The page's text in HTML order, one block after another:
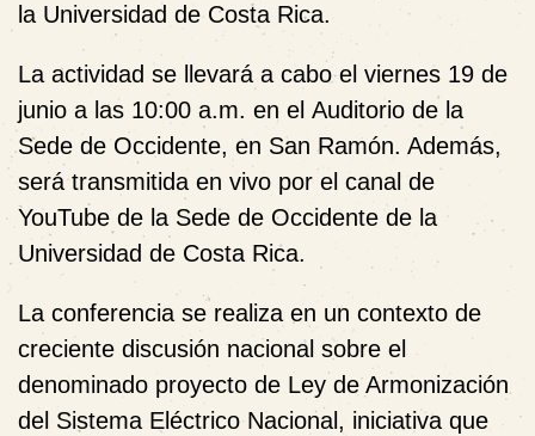
la Universidad de Costa Rica.
La actividad se llevará a cabo el viernes 19 de
junio a las 10:00 a.m. en el Auditorio de la
Sede de Occidente, en San Ramón. Además,
será transmitida en vivo por el canal de
YouTube de la Sede de Occidente de la
Universidad de Costa Rica.
La conferencia se realiza en un contexto de
creciente discusión nacional sobre el
denominado proyecto de Ley de Armonización
del Sistema Eléctrico Nacional , iniciativa que